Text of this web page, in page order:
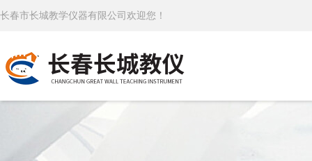
长春市长城教学仪器有限公司欢迎您！